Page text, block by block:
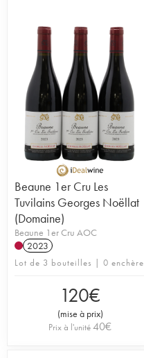
Beaune 1er Cru Les
Tuvilains Georges Noëllat
(Domaine)
Beaune 1er Cru AOC
2023
Lot de 3 bouteilles | 0 enchère
120€
(mise à prix)
Prix à l'unité40€